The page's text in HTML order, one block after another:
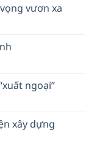
vươn xa
ngoại”
xây dựng